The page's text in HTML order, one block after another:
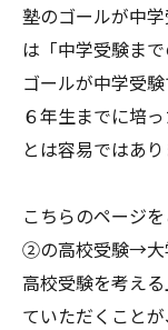
塾のゴールが中
は「中学受験ま
ゴールが中学受
６年生までに培
とは容易ではあり
こちらのページ
②の高校受験→大
高校受験を考え
ていただくこと